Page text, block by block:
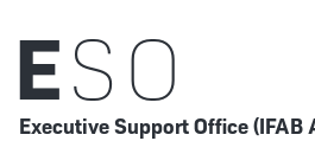
ESO
Executive Support Office